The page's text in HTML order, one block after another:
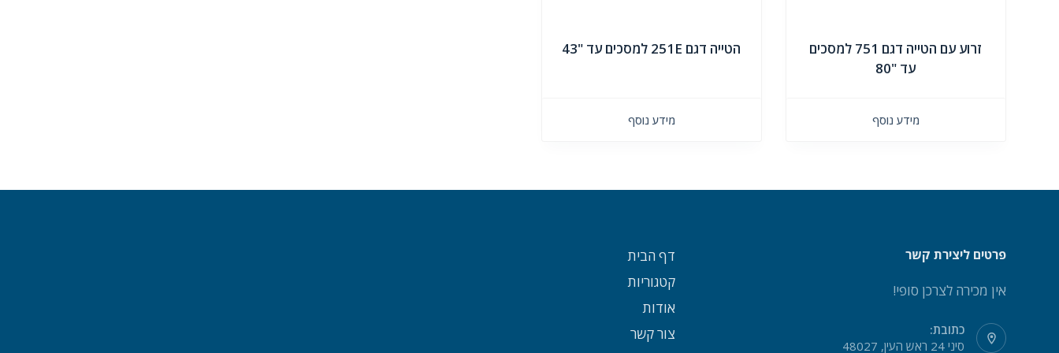
זרוע עם הטייה דגם 751 למסכים
עד "80
מידע נוסף
הטייה דגם 251E למסכים עד "43
מידע נוסף
פרטים ליצירת קשר
אין מכירה לצרכן סופי!
כתובת:
סיני 24 ראש העין, 48027
דף הבית
קטגוריות
אודות
צור קשר